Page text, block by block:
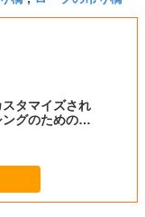
タマイズされ
グのための前